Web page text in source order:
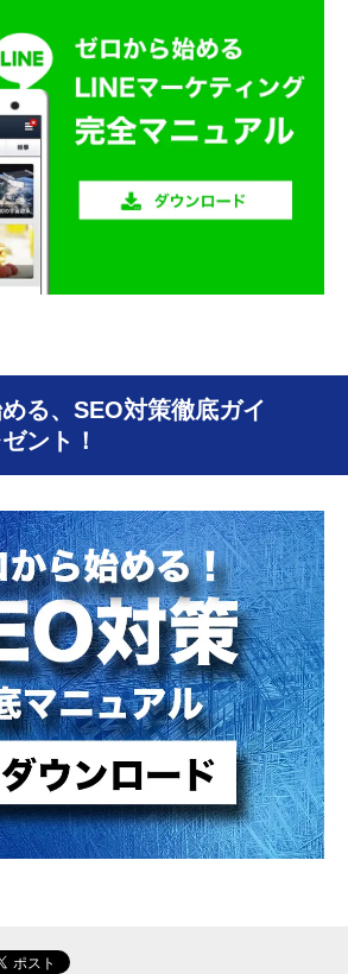
める、SEO対策徹底ガイ
ント！